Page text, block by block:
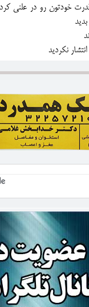
قدرت خودتون رو در علنی
نکردید